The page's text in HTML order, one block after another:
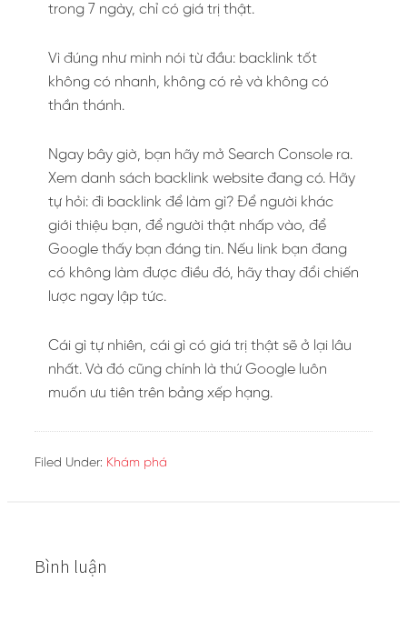
trong 7 ngày, chỉ có giá trị thật.
Vì đúng như mình nói từ đầu: backlink tốt
không có nhanh, không có rẻ và không có
thần thánh.
Ngay bây giờ, bạn hãy mở Search Console ra.
Xem danh sách backlink website đang có. Hãy
tự hỏi: đi backlink để làm gì? Để người khác
giới thiệu bạn, để người thật nhấp vào, để
Google thấy bạn đáng tin. Nếu link bạn đang
có không làm được điều đó, hãy thay đổi chiến
lược ngay lập tức.
Cái gì tự nhiên, cái gì có giá trị thật sẽ ở lại lâu
nhất. Và đó cũng chính là thứ Google luôn
muốn ưu tiên trên bảng xếp hạng.
Filed Under: Khám phá
Bình luận